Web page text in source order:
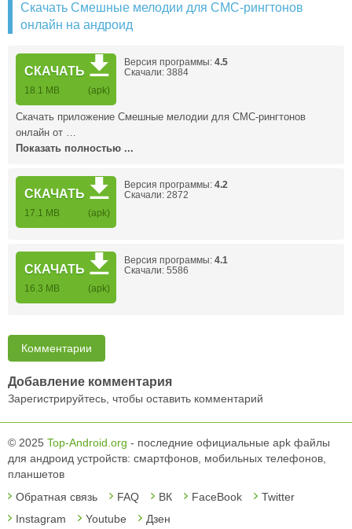
Скачать Смешные мелодии для СМС-рингтонов
онлайн на андроид
СКАЧАТЬ
18.1 MB (apk)
Версия программы: 4.5
Скачали: 3884
Скачать приложение Смешные мелодии для СМС-рингтонов
онлайн от …
Показать полностью ...
СКАЧАТЬ
17.1 MB (apk)
Версия программы: 4.2
Скачали: 2872
СКАЧАТЬ
16.3 MB (apk)
Версия программы: 4.1
Скачали: 5586
Комментарии
Добавление комментария
Зарегистрируйтесь, чтобы оставить комментарий
© 2025 Top-Android.org - последние официальные apk файлы
для андроид устройств: смартфонов, мобильных телефонов,
планшетов
Обратная связь
FAQ ВК FaceBook
Twitter
Instagram
Youtube Дзен